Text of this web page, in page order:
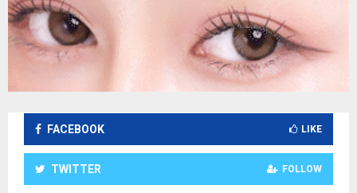
FACEBOOK LIKE
TWITTER FOLLOW